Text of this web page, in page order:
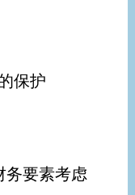
保护
务要素考虑